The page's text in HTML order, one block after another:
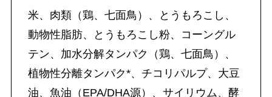
米、肉類（鶏、七面鳥）、とうもろこし、
動物性脂肪、とうもろこし粉、コーングル
テン、加水分解タンパク（鶏、七面鳥）、
植物性分離タンパク*、チコリパルプ、大豆
油、魚油（EPA/DHA源）、サイリウム、酵